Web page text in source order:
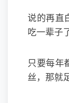
说的再直
吃一辈子
只要每年
丝，那就